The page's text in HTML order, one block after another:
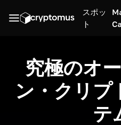
スポッ
ト
究極のオ
ン・クリプ
テ